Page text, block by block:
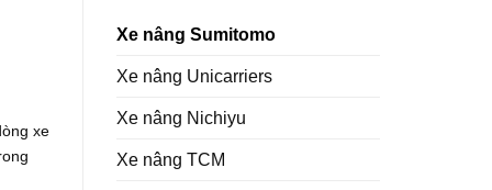
Xe nâng Sumitomo
Xe nâng Unicarriers
Xe nâng Nichiyu
Xe nâng TCM
xe